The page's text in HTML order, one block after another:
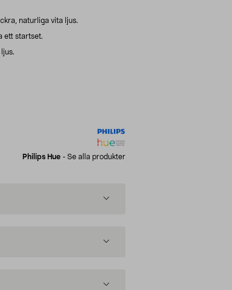
naturliga vita ljus.
ett startset.
Philips Hue - Se alla produkter